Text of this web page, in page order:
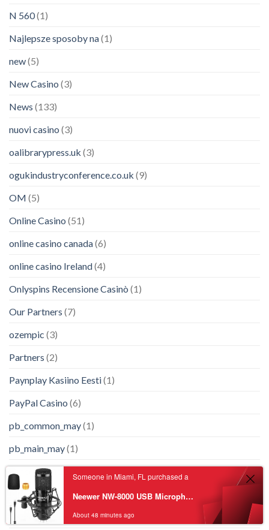
N 560(1)
Najlepsze sposoby na(1)
new(5)
New Casino (3)
News (133)
nuovi casino (3)
oalibrarypress.uk (3)
ogukindustryconference.co.uk (9)
OM (5)
Online Casino (51)
online casino canada(6)
online casino Ireland(4)
Onlyspins Recensione Casinò (1)
Our Partners (7)
ozempic (3)
Partners (2)
Paynplay Kasiino Eesti(1)
PayPal Casino (6)
pb_common_may(1)
pb_main_may(1)
pcheelka.ru 1600
Piperspin(2)
pismo-prezidentu.info 1300(1)
Someone in Miami, FL purchased a
Neewer NW-8000 USB Microphone Supercardioid Condenser Mic with Shock Mount for Singing, Vlog, Podcast, Live Streaming, Plug&Play
About 48 minutes ago